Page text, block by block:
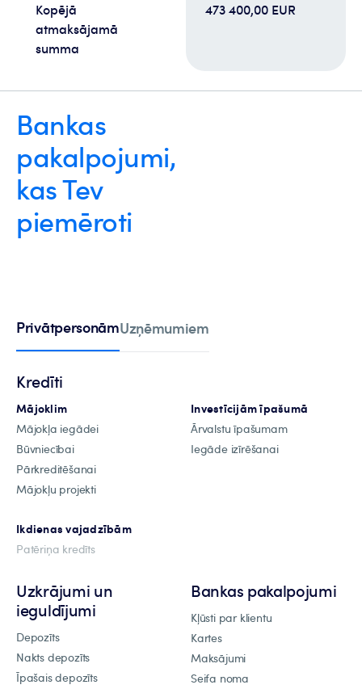
Kopējā
atmaksājamā
summa
473 400,00 EUR
Bankas
pakalpojumi,
kas Tev
piemēroti
PrivātpersonāmUzņēmumiem
Kredīti
Mājoklim
Mājokļa iegādei
Būvniecībai
Pārkreditēšanai
Mājokļu projekti
Investīcijām īpašumā
Ārvalstu īpašumam
Iegāde izīrēšanai
Ikdienas vajadzībām
Patēriņa kredīts
Uzkrājumi un
ieguldījumi
Depozīts
Nakts depozīts
Īpašais depozīts
Bankas pakalpojumi
Kļūsti par klientu
Kartes
Maksājumi
Seifa noma